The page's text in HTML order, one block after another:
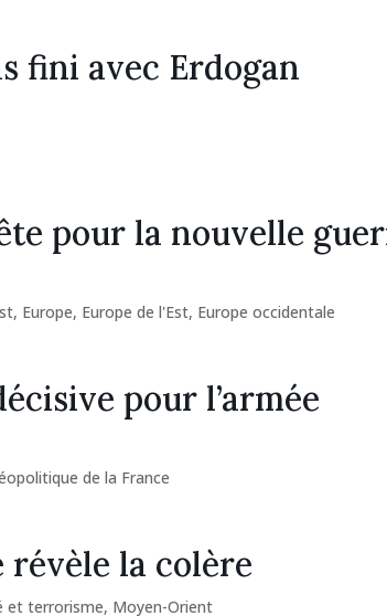
fini avec Erdogan
pour la nouvelle
, Europe, Europe de l'Est, Europe occidentale
pour l’armée
de la France
révèle la colère
et terrorisme, Moyen-Orient